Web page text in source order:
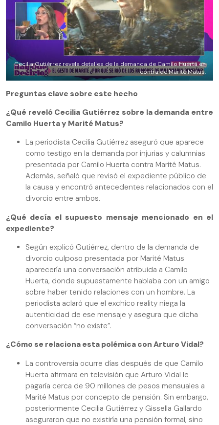
Cecilia Gutiérrez revela detalles de la demanda de Camilo Huerta en
contra de Marité Matus.
Preguntas clave sobre este hecho
¿Qué reveló Cecilia Gutiérrez sobre la demanda entre
Camilo Huerta y Marité Matus?
La periodista Cecilia Gutiérrez aseguró que aparece
como testigo en la demanda por injurias y calumnias
presentada por Camilo Huerta contra Marité Matus.
Además, señaló que revisó el expediente público de
la causa y encontró antecedentes relacionados con el
divorcio entre ambos.
¿Qué decía el supuesto mensaje mencionado en el
expediente?
Según explicó Gutiérrez, dentro de la demanda de
divorcio culposo presentada por Marité Matus
aparecería una conversación atribuida a Camilo
Huerta, donde supuestamente hablaba con un amigo
sobre haber tenido relaciones con un hombre. La
periodista aclaró que el exchico reality niega la
autenticidad de ese mensaje y asegura que dicha
conversación “no existe”.
¿Cómo se relaciona esta polémica con Arturo Vidal?
La controversia ocurre días después de que Camilo
Huerta afirmara en televisión que Arturo Vidal le
pagaría cerca de 90 millones de pesos mensuales a
Marité Matus por concepto de pensión. Sin embargo,
posteriormente Cecilia Gutiérrez y Gissella Gallardo
aseguraron que no existiría una pensión formal, sino